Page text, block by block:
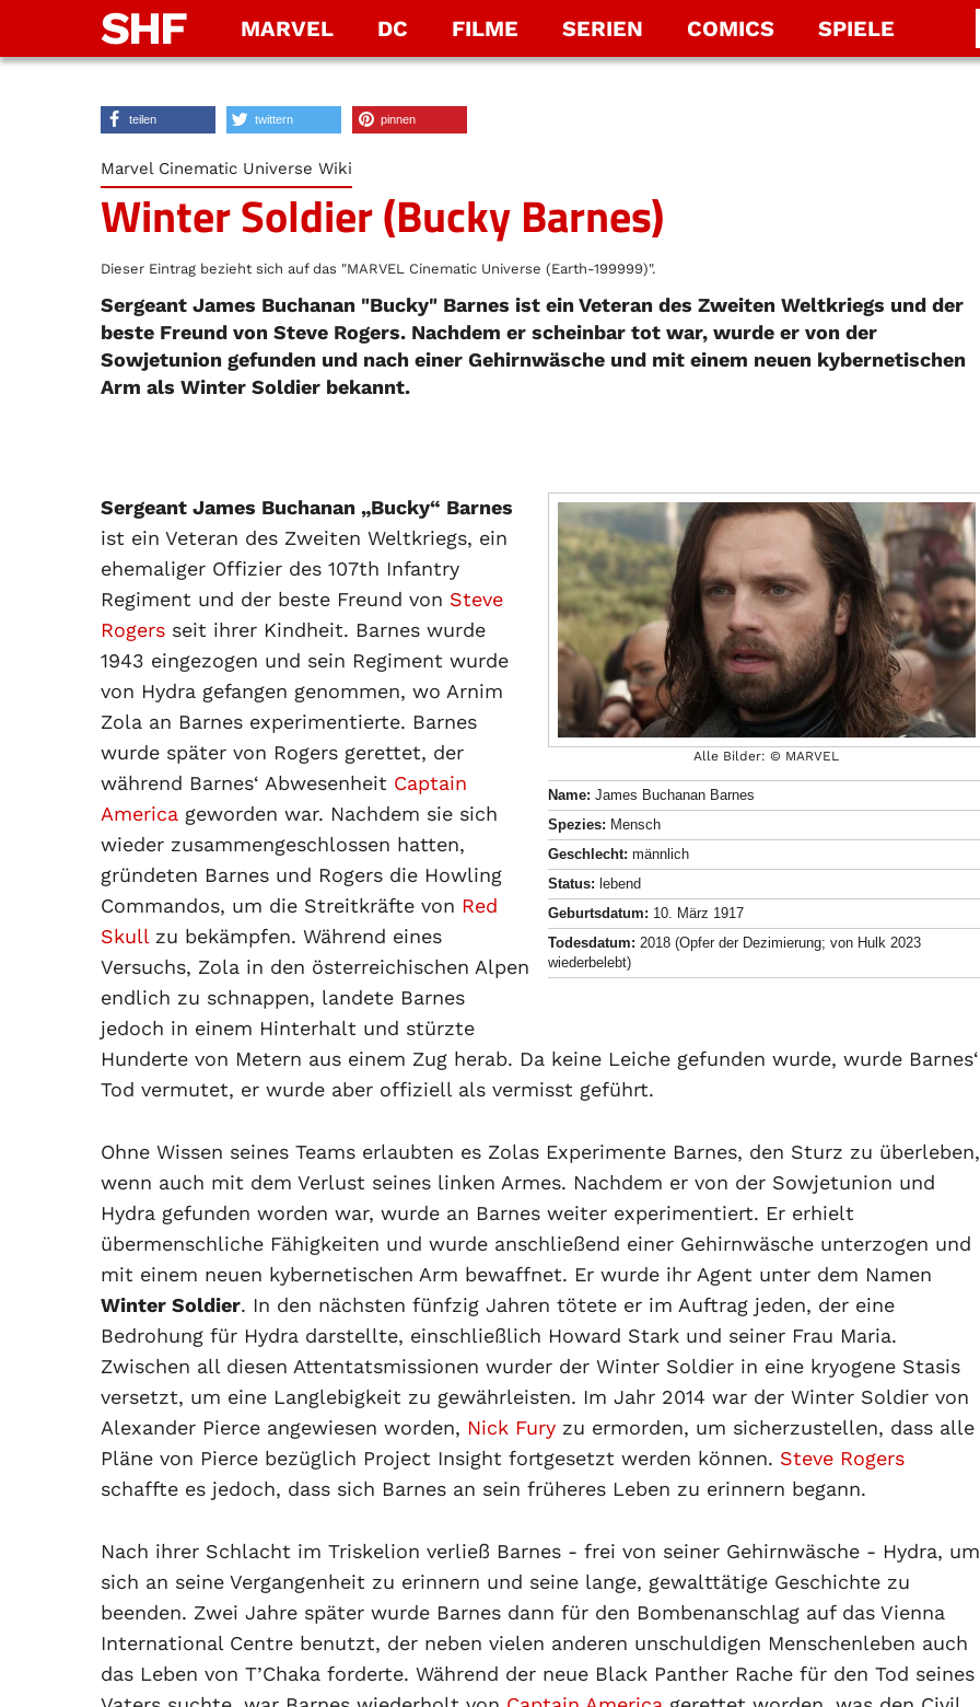
SHF MARVEL DC FILME SERIEN COMICS SPIELE
teilen twittern pinnen
Marvel Cinematic Universe Wiki
Winter Soldier (Bucky Barnes)
Dieser Eintrag bezieht sich auf das "MARVEL Cinematic Universe (Earth-199999)".
Sergeant James Buchanan "Bucky" Barnes ist ein Veteran des Zweiten Weltkriegs und der
beste Freund von Steve Rogers. Nachdem er scheinbar tot war, wurde er von der
Sowjetunion gefunden und nach einer Gehirnwäsche und mit einem neuen kybernetischen
Arm als Winter Soldier bekannt.
Alle Bilder: © MARVEL
Name: James Buchanan Barnes
Spezies: Mensch
Geschlecht: männlich
Status: lebend
Geburtsdatum: 10. März 1917
Todesdatum: 2018 (Opfer der Dezimierung; von Hulk 2023
wiederbelebt)
Sergeant James Buchanan „Bucky“ Barnes
ist ein Veteran des Zweiten Weltkriegs, ein
ehemaliger Offizier des 107th Infantry
Regiment und der beste Freund von Steve
Rogers seit ihrer Kindheit. Barnes wurde
1943 eingezogen und sein Regiment wurde
von Hydra gefangen genommen, wo Arnim
Zola an Barnes experimentierte. Barnes
wurde später von Rogers gerettet, der
während Barnes‘ Abwesenheit Captain
America geworden war. Nachdem sie sich
wieder zusammengeschlossen hatten,
gründeten Barnes und Rogers die Howling
Commandos, um die Streitkräfte von Red
Skull zu bekämpfen. Während eines
Versuchs, Zola in den österreichischen Alpen
endlich zu schnappen, landete Barnes
jedoch in einem Hinterhalt und stürzte
Hunderte von Metern aus einem Zug herab. Da keine Leiche gefunden wurde, wurde Barnes‘
Tod vermutet, er wurde aber offiziell als vermisst geführt.
Ohne Wissen seines Teams erlaubten es Zolas Experimente Barnes, den Sturz zu überleben,
wenn auch mit dem Verlust seines linken Armes. Nachdem er von der Sowjetunion und
Hydra gefunden worden war, wurde an Barnes weiter experimentiert. Er erhielt
übermenschliche Fähigkeiten und wurde anschließend einer Gehirnwäsche unterzogen und
mit einem neuen kybernetischen Arm bewaffnet. Er wurde ihr Agent unter dem Namen
Winter Soldier. In den nächsten fünfzig Jahren tötete er im Auftrag jeden, der eine
Bedrohung für Hydra darstellte, einschließlich Howard Stark und seiner Frau Maria.
Zwischen all diesen Attentatsmissionen wurder der Winter Soldier in eine kryogene Stasis
versetzt, um eine Langlebigkeit zu gewährleisten. Im Jahr 2014 war der Winter Soldier von
Alexander Pierce angewiesen worden, Nick Fury zu ermorden, um sicherzustellen, dass alle
Pläne von Pierce bezüglich Project Insight fortgesetzt werden können. Steve Rogers
schaffte es jedoch, dass sich Barnes an sein früheres Leben zu erinnern begann.
Nach ihrer Schlacht im Triskelion verließ Barnes - frei von seiner Gehirnwäsche - Hydra, um
sich an seine Vergangenheit zu erinnern und seine lange, gewalttätige Geschichte zu
beenden. Zwei Jahre später wurde Barnes dann für den Bombenanschlag auf das Vienna
International Centre benutzt, der neben vielen anderen unschuldigen Menschenleben auch
das Leben von T’Chaka forderte. Während der neue Black Panther Rache für den Tod seines